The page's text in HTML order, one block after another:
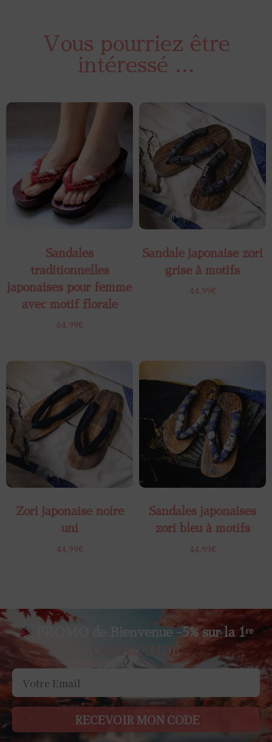
Vous pourriez être
intéressé ...
Sandales
traditionnelles
japonaises pour femme
avec motif florale
64.99€
Sandale japonaise zori
grise à motifs
44.99€
Zori japonaise noire
uni
44.99€
Sandales japonaises
zori​ bleu à motifs
44.99€
PROMO de Bienvenue -5% sur la 1ʳᵉ
COMMANDE
RECEVOIR MON CODE